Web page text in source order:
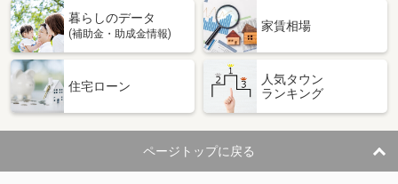
暮らしのデータ
(補助金・助成金情報)
家賃相場
住宅ローン
人気タウン
ランキング
ページトップに戻る